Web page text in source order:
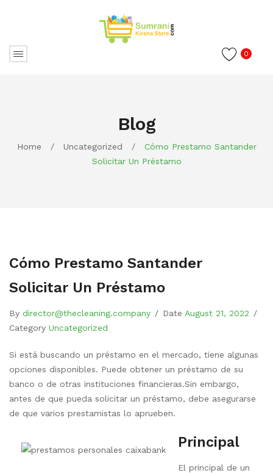
0
Blog
Home / Uncategorized /
Cómo Prestamo Santander
Solicitar Un Préstamo
Cómo Prestamo Santander
Solicitar Un Préstamo
By director@thecleaning.company / Date August 21, 2022 /
Category Uncategorized
Si está buscando un préstamo en el mercado, tiene algunas
opciones disponibles. Puede obtener un préstamo de su
banco o de otras instituciones financieras.Sin embargo,
antes de que pueda solicitar un préstamo, debe asegurarse
de que varios prestamistas lo aprueben.
Principal
El principal de un